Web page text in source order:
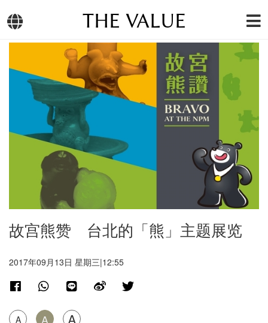
THE VALUE
故宫熊赞 台北的「熊」主题展览
2017年09月13日 星期三|12:55
A A